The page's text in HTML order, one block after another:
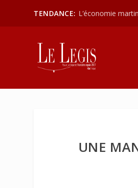
TENDANCE: L’économie
UNE